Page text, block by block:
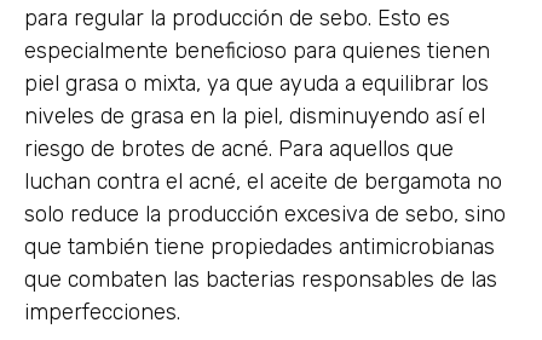
para regular la producción de sebo. Esto es
especialmente beneficioso para quienes tienen
piel grasa o mixta, ya que ayuda a equilibrar los
niveles de grasa en la piel, disminuyendo así el
riesgo de brotes de acné. Para aquellos que
luchan contra el acné, el aceite de bergamota no
solo reduce la producción excesiva de sebo, sino
que también tiene propiedades antimicrobianas
que combaten las bacterias responsables de las
imperfecciones.